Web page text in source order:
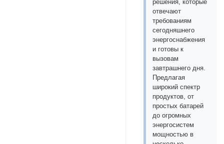
решения, которые
отвечают
требованиям
сегодняшнего
энергоснабжения
и готовы к
вызовам
завтрашнего дня.
Предлагая
широкий спектр
продуктов, от
простых батарей
до огромных
энергосистем
мощностью в